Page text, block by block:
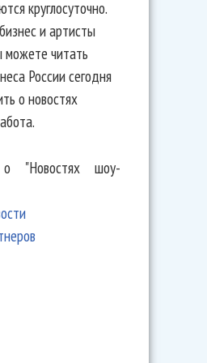
круглосуточно.
и артисты
читать
России сегодня
о новостях
о "Новостях шоу-